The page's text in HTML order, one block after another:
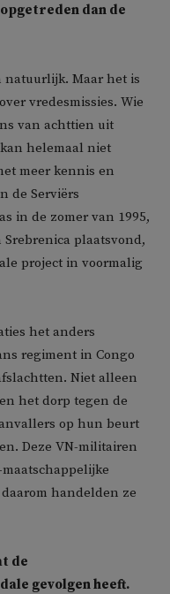
dan de
natuurlijk. Maar het is
vredesmissies. Wie
van achttien uit
helemaal niet
meer kennis en
de Serviërs
in de zomer van 1995,
plaatsvond,
project in voormalig
het anders
regiment in Congo
Niet alleen
het dorp tegen de
op hun beurt
Deze VN-militairen
handelden ze
de
gevolgen heeft.